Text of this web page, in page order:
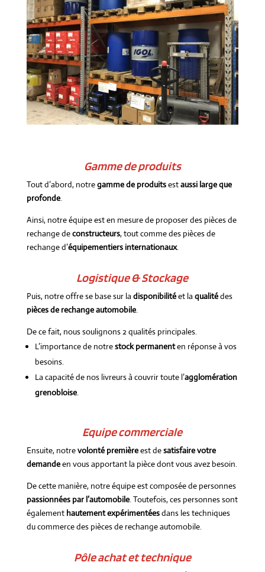
Gamme de produits
Tout d’abord, notregamme de produitsestaussi large que
profonde.
Ainsi, notre équipe est en mesure de proposer des pièces de
rechange deconstructeurs, tout comme des pièces de
rechange d’équipementiers internationaux.
Logistique & Stockage
Puis, notre offre se base sur la disponibilitéet la qualitédes
pièces de rechange automobile.
De ce fait, nous soulignons 2 qualités principales.
L’importance de notrestock permanenten réponse à vos
besoins.
La capacité de nos livreurs à couvrir toute l’agglomération
grenobloise.
Equipe commerciale
Ensuite, notrevolonté premièreest desatisfaire votre
demandeen vous apportant la pièce dont vous avez besoin.
De cette manière, notre équipe est composée de personnes
passionnées par l’automobile. Toutefois, ces personnes sont
également hautement expérimentéesdans les techniques
du commerce des pièces de rechange automobile.
Pôle achat et technique